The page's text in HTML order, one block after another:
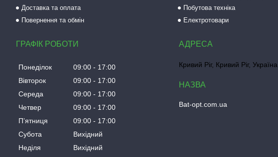
Доставка та оплата
Повернення та обмін
Побутова техніка
Електротовари
ГРАФІК РОБОТИ
Понеділок 09:00
17:00
Вівторок
09:00
17:00
Середа
09:00
17:00
Четвер
09:00
17:00
Пʼятниця
09:00
17:00
Субота
Вихідний
Неділя
Вихідний
Кривий Ріг, Кривий Ріг, Україна
Bat-opt.com.ua